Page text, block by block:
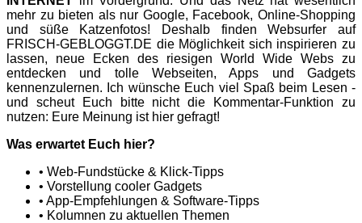
mehr zu bieten als nur Google, Facebook, Online-Shopping
und süße Katzenfotos! Deshalb finden Websurfer auf
FRISCH-GEBLOGGT.DE die Möglichkeit sich inspirieren zu
lassen, neue Ecken des riesigen World Wide Webs zu
entdecken und tolle Webseiten, Apps und Gadgets
kennenzulernen. Ich wünsche Euch viel Spaß beim Lesen -
und scheut Euch bitte nicht die Kommentar-Funktion zu
nutzen: Eure Meinung ist hier gefragt!
Was erwartet Euch hier?
• Web-Fundstücke & Klick-Tipps
• Vorstellung cooler Gadgets
• App-Empfehlungen & Software-Tipps
• Kolumnen zu aktuellen Themen